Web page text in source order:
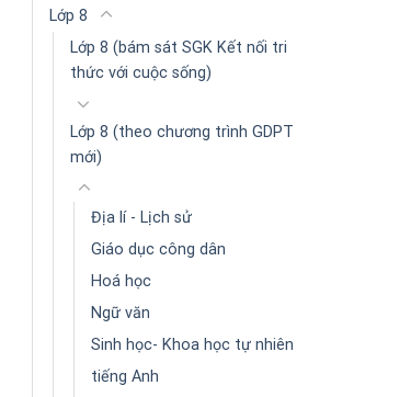
Lớp 8
Lớp 8 (bám sát SGK Kết nối tri
thức với cuộc sống)
Lớp 8 (theo chương trình GDPT
mới)
Địa lí - Lịch sử
Giáo dục công dân
Hoá học
Ngữ văn
Sinh học- Khoa học tự nhiên
tiếng Anh